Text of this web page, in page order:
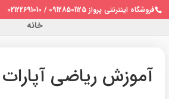
فروشگاه اینترنتی پرواز 09128501125 / 02122691010
خانه
آموزش ریاضی آپارات